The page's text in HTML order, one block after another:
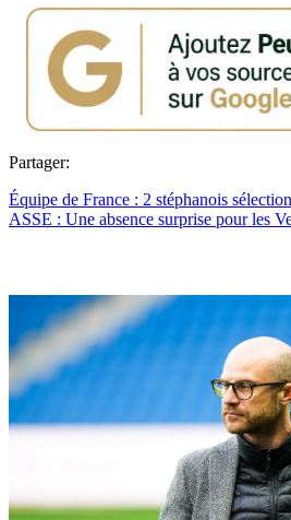
Partager:
Équipe de France : 2 stéphanois
ASSE : Une absence surprise pour les